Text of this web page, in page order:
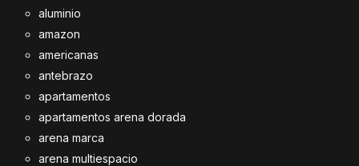
aluminio
amazon
americanas
antebrazo
apartamentos
apartamentos arena dorada
arena marca
arena multiespacio